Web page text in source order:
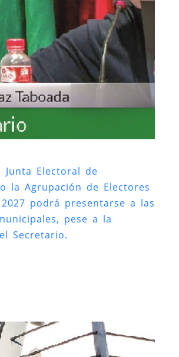
Junta Electoral de
la Agrupación de Electores
podrá presentarse a las
pese a la
Secretario.